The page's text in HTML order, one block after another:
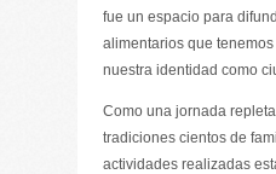
fue un espacio para
alimentarios que
nuestra identidad como
Como una jornada
tradiciones cientos de
actividades realizadas